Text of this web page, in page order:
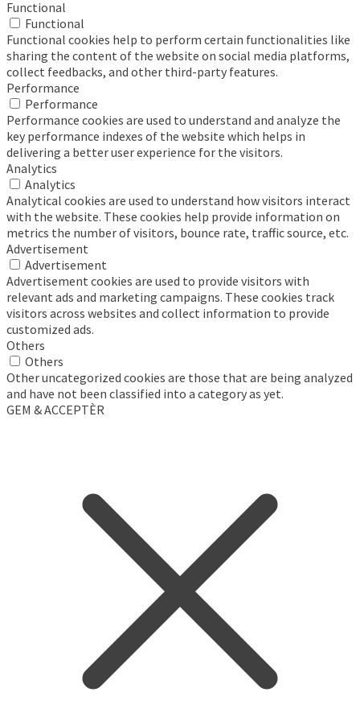
Functional
Functional
Functional cookies help to perform certain functionalities like
sharing the content of the website on social media platforms,
collect feedbacks, and other third-party features.
Performance
Performance
Performance cookies are used to understand and analyze the
key performance indexes of the website which helps in
delivering a better user experience for the visitors.
Analytics
Analytics
Analytical cookies are used to understand how visitors interact
with the website. These cookies help provide information on
metrics the number of visitors, bounce rate, traffic source, etc.
Advertisement
Advertisement
Advertisement cookies are used to provide visitors with
relevant ads and marketing campaigns. These cookies track
visitors across websites and collect information to provide
customized ads.
Others
Others
Other uncategorized cookies are those that are being analyzed
and have not been classified into a category as yet.
GEM & ACCEPTÈR